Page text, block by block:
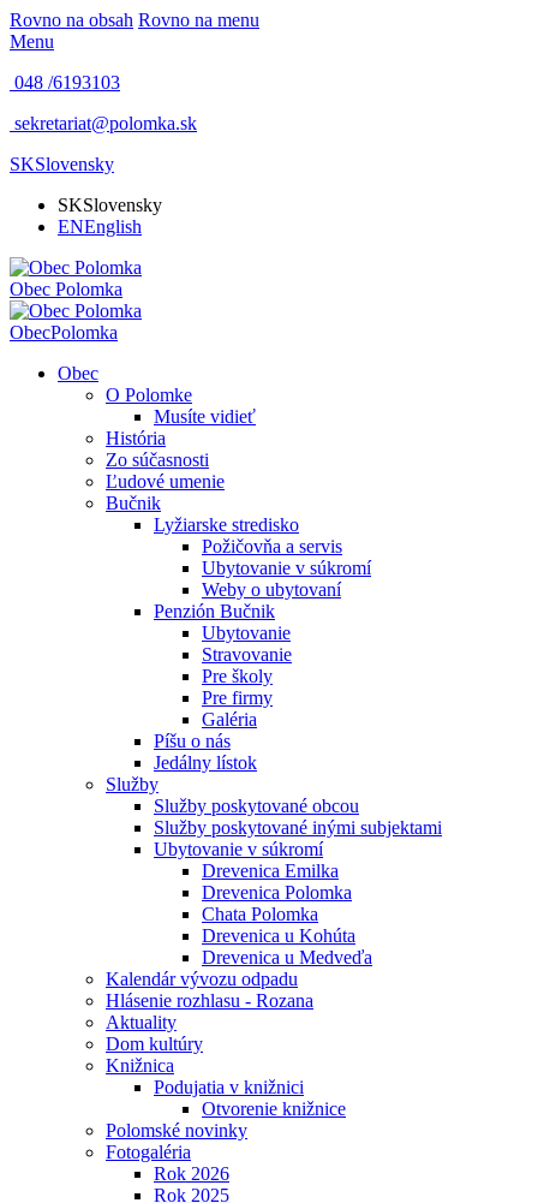
Rovno na obsah Rovno na menu
Menu
048 /6193103
sekretariat@polomka.sk
SKSlovensky
SKSlovensky
ENEnglish
Obec Polomka
ObecPolomka
Obec
O Polomke
Musíte vidieť
História
Zo súčasnosti
Ľudové umenie
Bučnik
Lyžiarske stredisko
Požičovňa a servis
Ubytovanie v súkromí
Weby o ubytovaní
Penzión Bučnik
Ubytovanie
Stravovanie
Pre školy
Pre firmy
Galéria
Píšu o nás
Jedálny lístok
Služby
Služby poskytované obcou
Služby poskytované inými subjektami
Ubytovanie v súkromí
Drevenica Emilka
Drevenica Polomka
Chata Polomka
Drevenica u Kohúta
Drevenica u Medveďa
Kalendár vývozu odpadu
Hlásenie rozhlasu - Rozana
Aktuality
Dom kultúry
Knižnica
Podujatia v knižnici
Otvorenie knižnice
Polomské novinky
Fotogaléria
Rok 2026
Rok 2025